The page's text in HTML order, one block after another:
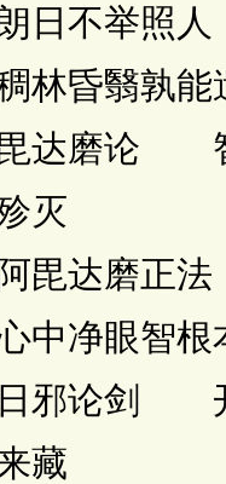
举照人
昏翳孰
毘达磨论
灭
磨正法
净眼智
日邪论剑
藏